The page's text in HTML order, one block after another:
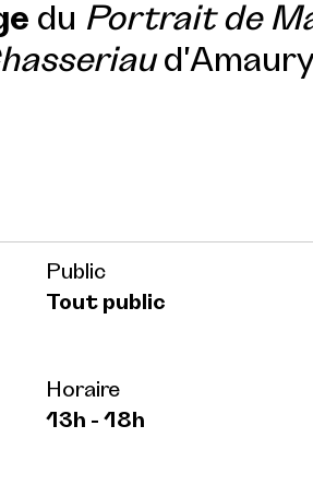
du Portrait de
Public
Tout public
Horaire
13h - 18h